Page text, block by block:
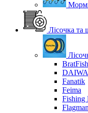
Лісочка та
DAIWA
Fanatik
Feima
Fishing
Flagman